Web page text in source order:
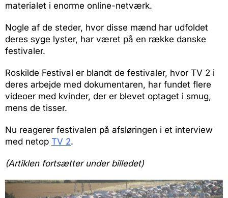
materialet i enorme online-netværk.
Nogle af de steder, hvor disse mænd har udfoldet
deres syge lyster, har været på en række danske
festivaler.
Roskilde Festival er blandt de festivaler, hvor TV 2 i
deres arbejde med dokumentaren, har fundet flere
videoer med kvinder, der er blevet optaget i smug,
mens de tisser.
Nu reagerer festivalen på afsløringen i et interview
med netop TV 2.
(Artiklen fortsætter under billedet)